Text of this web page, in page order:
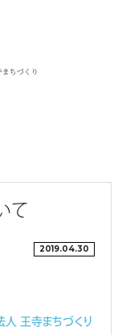
て
2019.04.30
王寺まちづくり